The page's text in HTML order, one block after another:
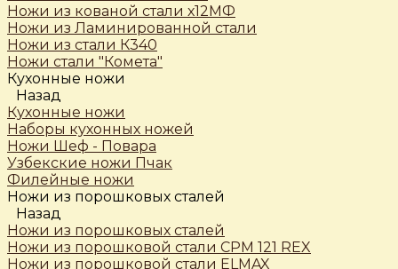
Ножи из кованой стали х12МФ
Ножи из Ламинированной стали
Ножи из стали К340
Ножи стали "Комета"
Кухонные ножи
Назад
Кухонные ножи
Наборы кухонных ножей
Ножи Шеф - Повара
Узбекские ножи Пчак
Филейные ножи
Ножи из порошковых сталей
Назад
Ножи из порошковых сталей
Ножи из порошковой стали CPM 121 REX
Ножи из порошковой стали ELMAX